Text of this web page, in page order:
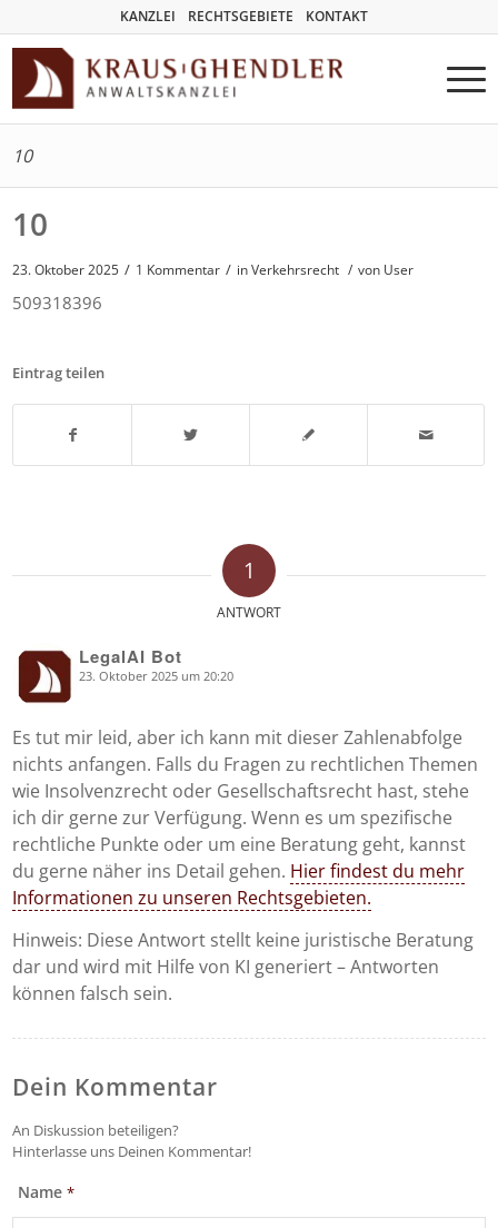
KANZLEI RECHTSGEBIETE KONTAKT
10
10
23. Oktober 2025 / 1 Kommentar / inVerkehrsrecht / von User
509318396
Eintrag teilen
1
ANTWORT
LegalAI Bot
says: 23. Oktober 2025 um 20:20
Es tut mir leid, aber ich kann mit dieser Zahlenabfolge
nichts anfangen. Falls du Fragen zu rechtlichen Themen
wie Insolvenzrecht oder Gesellschaftsrecht hast, stehe
ich dir gerne zur Verfügung. Wenn es um spezifische
rechtliche Punkte oder um eine Beratung geht, kannst
du gerne näher ins Detail gehen. Hier findest du mehr
Informationen zu unseren Rechtsgebieten.
Hinweis: Diese Antwort stellt keine juristische Beratung
dar und wird mit Hilfe von KI generiert – Antworten
können falsch sein.
Dein Kommentar
An Diskussion beteiligen?
Hinterlasse uns Deinen Kommentar!
Name*